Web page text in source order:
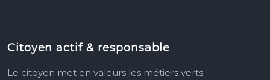
Citoyen actif & responsable
Le citoyen met en valeurs les métiers verts.